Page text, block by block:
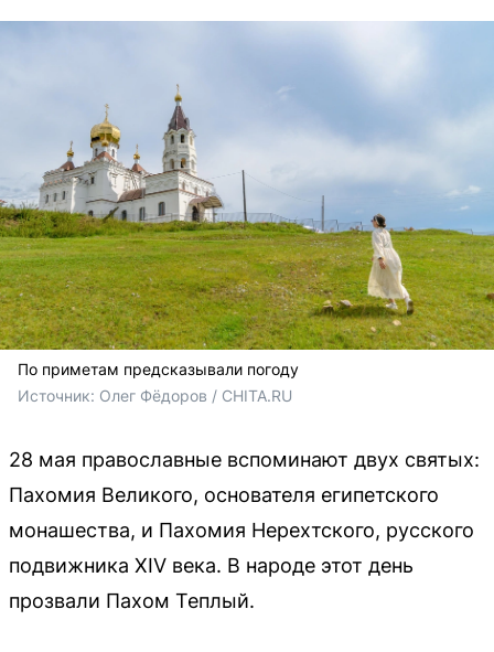
По приметам предсказывали погоду
Источник: Олег Фёдоров / CHITA.RU
28 мая православные вспоминают двух святых:
Пахомия Великого, основателя египетского
монашества, и Пахомия Нерехтского, русского
подвижника XIV века. В народе этот день
прозвали Пахом Теплый.